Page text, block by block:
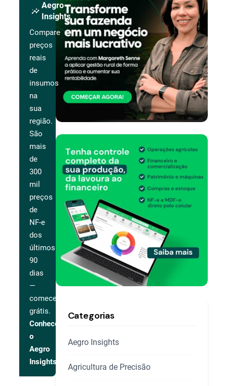
insights
Aegro
Insights
Compare
preços
reais
de
insumos
na
sua
região.
São
mais
de
300
mil
preços
de
NF-e
dos
últimos
90
dias
—
comece
grátis.
Conhecer
o
Aegro
Insights
Categorias
Aegro Insights
Agricultura de Precisão